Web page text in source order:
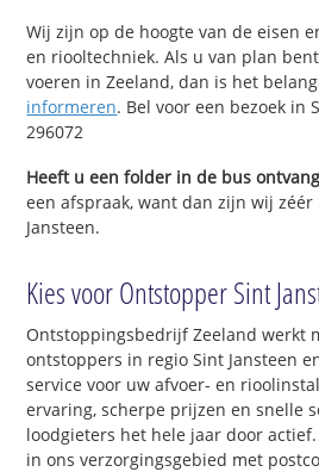
Wij zijn op de hoogte van de eisen
en riooltechniek. Als u van plan
voeren in Zeeland, dan is het
informeren. Bel voor een bezoek in
296072
Heeft u een folder in de bus
een afspraak, want dan zijn wij
Jansteen.
Kies voor Ontstopper Sint
Ontstoppingsbedrijf Zeeland werkt
ontstoppers in regio Sint Jansteen
service voor uw afvoer- en
ervaring, scherpe prijzen en snelle
loodgieters het hele jaar door
in ons verzorgingsgebied met